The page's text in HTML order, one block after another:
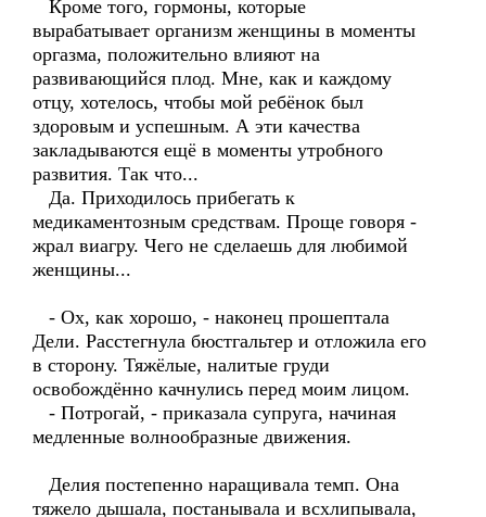
Кроме того, гормоны, которые
вырабатывает организм женщины в моменты
оргазма, положительно влияют на
развивающийся плод. Мне, как и каждому
отцу, хотелось, чтобы мой ребёнок был
здоровым и успешным. А эти качества
закладываются ещё в моменты утробного
развития. Так что...
Да. Приходилось прибегать к
медикаментозным средствам. Проще говоря -
жрал виагру. Чего не сделаешь для любимой
женщины...
- Ох, как хорошо, - наконец прошептала
Дели. Расстегнула бюстгальтер и отложила его
в сторону. Тяжёлые, налитые груди
освобождённо качнулись перед моим лицом.
- Потрогай, - приказала супруга, начиная
медленные волнообразные движения.
Делия постепенно наращивала темп. Она
тяжело дышала, постанывала и всхлипывала,